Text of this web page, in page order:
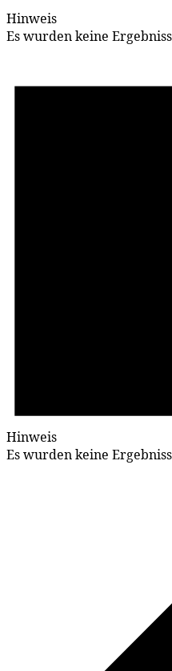
Hinweis
Es wurden keine
Hinweis
Es wurden keine